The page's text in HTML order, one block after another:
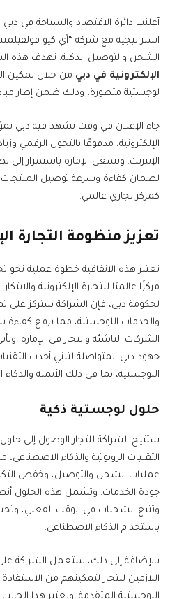
أعلنت دائرة الاقتصاد والسياحة في
استراتيجية مع شركة “آي كيو
الشحن والتوصيل الذكية. تهدف هذه
الإلكترونية في دبي من خلال تمكين
لوجستية متطورة، وذلك ضمن إطار
جاء الإعلان في وقت تشهد فيه دبي
الإلكترونية، مدفوعًا بالتحول الرقمي
الإنترنت. وتسعى الإمارة باستمرار إلى
لضمان كفاءة وسرعة توصيل
كمركز تجاري عالمي.
تعزيز منظومة التجارة
تعتبر هذه الاتفاقية خطوة عملية
مركزًا عالميًا للتجارة الإلكترونية
لحكومة دبي، فإن الشراكة ستركز على
والخدمات اللوجستية، مما يرفع كفاءة
الشركات الناشئة والتجار في الإمارة.
جهود دبي المتواصلة لتبني أحدث
اللوجستية، بما في ذلك الأتمتة
حلول لوجستية ذكية
ستتيح الشراكة للتجار الوصول إلى
التقنيات الروبوتية والذكاء
عمليات الشحن والتوصيل، وخفض
جودة الخدمات. وتشمل هذه الحلول
وتتبع الشحنات في الوقت الفعلي،
باستخدام الذكاء الاصطناعي.
بالإضافة إلى ذلك، ستعمل الشراكة على
اللازمين للتجار لتمكينهم من
اللوجستية المتقدمة. ويعتبر هذا